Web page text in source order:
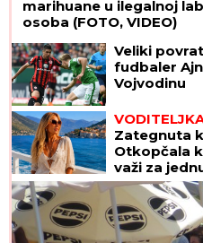
"MOŽDA JE
Žarko
ubistva
"Treba
Srbiji